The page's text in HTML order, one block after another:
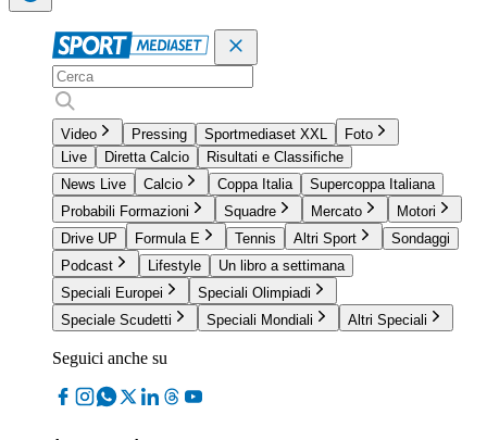
Video Pressing Sportmediaset XXL
Foto
Live
Diretta Calcio
Risultati e Classifiche
News Live
Calcio Coppa Italia
Supercoppa Italiana
Probabili Formazioni
Squadre Mercato
Motori
Drive UP
Formula E Tennis Altri Sport
Sondaggi
Podcast
Lifestyle
Un libro a settimana
Speciali Europei
Speciali Olimpiadi
Speciale Scudetti
Speciali Mondiali Altri Speciali
Seguici anche su